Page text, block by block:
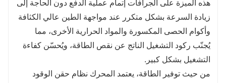
هذه الميزة على الجرافات إتمام عملية الدفع دون الحاجة إلى
زيادة السرعة بشكل متكرر عند مواجهة الطين عالي الكثافة
وأكوام الحصى المكسورة والمواد الحرارية الأخرى، مما
يُجنّب ركود التشغيل الناتج عن نقص الطاقة، ويُحسّن كفاءة
التشغيل بشكل كبير.
من حيث توفير الطاقة، يعتمد المحرك نظام حقن الوقود